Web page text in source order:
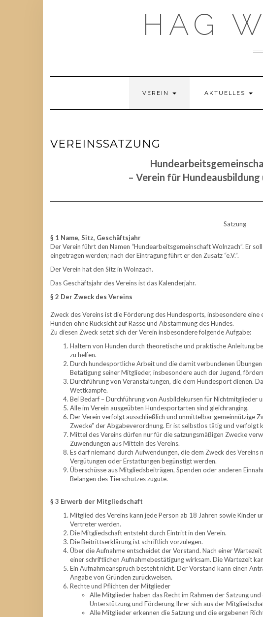
HAG
VEREIN AKTUELLES
VEREINSSATZUNG
– Verein für
Satzung
§ 1 Name, Sitz, Geschäftsjahr
Der Verein führt den Namen “Hundearbeitsgemeinschaft Wolnzach”. Er
eingetragen werden; nach der Eintragung führt er den Zusatz “e.V.”.
Der Verein hat den Sitz in Wolnzach.
Das Geschäftsjahr des Vereins ist das Kalenderjahr.
§ 2 Der Zweck des Vereins
Zweck des Vereins ist die Förderung des Hundesports, insbesondere
Hunden ohne Rücksicht auf Rasse und Abstammung des Hundes.
Zu diesen Zweck setzt sich der Verein insbesondere folgende Aufgabe:
Haltern von Hunden durch theoretische und praktische Anleitung
zu helfen.
Durch hundesportliche Arbeit und die damit verbundenen
Betätigung seiner Mitglieder, insbesondere auch der Jugend,
Durchführung von Veranstaltungen, die dem Hundesport dienen.
Wettkämpfe.
Bei Bedarf – Durchführung von Ausbildekursen für Nichtmitglieder
Alle im Verein ausgeübten Hundesportarten sind gleichranging.
Der Verein verfolgt ausschließlich und unmittelbar gemeinnützige
Zwecke” der Abgabeverordnung. Er ist selbstlos tätig und verfolgt
Mittel des Vereins dürfen nur für die satzungsmäßigen Zwecke
Zuwendungen aus Mitteln des Vereins.
Es darf niemand durch Aufwendungen, die dem Zweck des
Vergütungen oder Erstattungen begünstigt werden.
Überschüsse aus Mitgliedsbeiträgen, Spenden oder anderen
Belangen des Tierschutzes zugute.
§ 3 Erwerb der Mitgliedschaft
Mitglied des Vereins kann jede Person ab 18 Jahren sowie Kinder
Vertreter werden.
Die Mitgliedschaft entsteht durch Eintritt in den Verein.
Die Beitrittserklärung ist schriftlich vorzulegen.
Über die Aufnahme entscheidet der Vorstand. Nach einer
einer schriftlichen Aufnahmebestätigung wirksam. Die Wartezeit
Ein Aufnahmeanspruch besteht nicht. Der Vorstand kann einen
Angabe von Gründen zurückweisen.
Rechte und Pflichten der Mitglieder
Alle Mitglieder haben das Recht im Rahmen der Satzung
Unterstützung und Förderung Ihrer sich aus der
Alle Mitglieder erkennen die Satzung und die ergebenen